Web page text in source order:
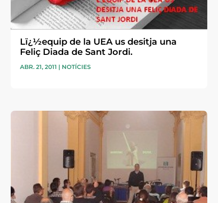
Lï¿½equip de la UEA us desitja una
Feliç Diada de Sant Jordi.
ABR. 21, 2011 | NOTÍCIES